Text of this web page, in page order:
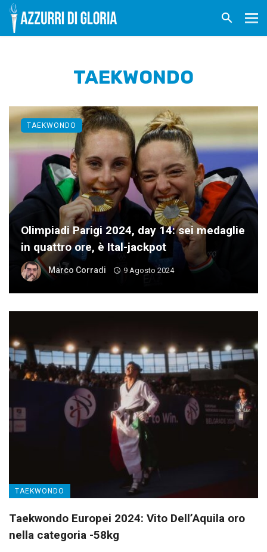
TAEKWONDO
Olimpiadi Parigi 2024, day 14: sei medaglie
in quattro ore, è Ital-jackpot
Marco Corradi 9 Agosto 2024
TAEKWONDO
TAEKWONDO
Taekwondo Europei 2024: Vito Dell’Aquila oro
nella categoria -58kg